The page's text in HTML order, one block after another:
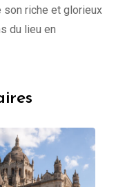
son riche et glorieux
du lieu en